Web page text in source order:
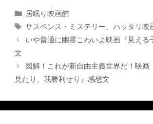
カ
テ
ゴ
リ
居眠り映画館
タ
グ
サスペンス・ミステリー、 ハッタリ映
いや普通に幽霊こわいよ映画『見える
文
図解！これが新自由主義世界だ！映画
見たり、我勝利せり』感想文